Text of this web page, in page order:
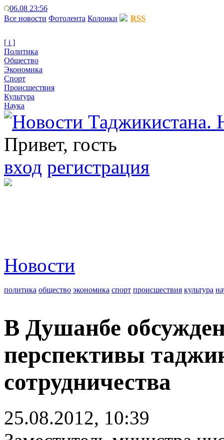
06.08 23:56
Все новости Фотолента Колонки RSS
[ i ]
Политика
Общество
Экономика
Спорт
Происшествия
Культура
Наука
Привет, гость
вход регистрация
Новости
политика общество экономика спорт происшествия культура
В Душанбе
перспективы
сотрудничества
25.08.2012, 10:39